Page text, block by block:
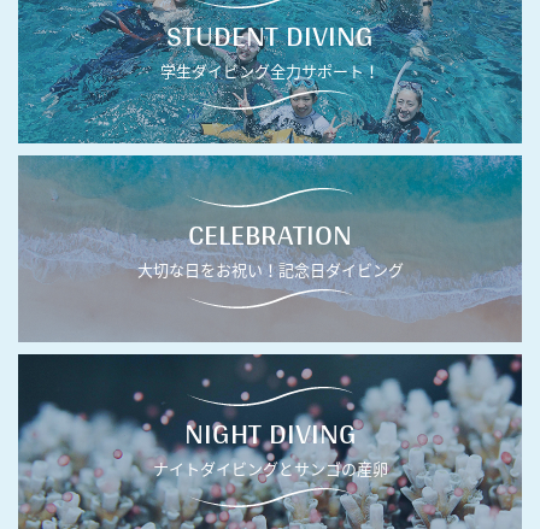
STUDENT DIVING
学生ダイビング全力サポート！
CELEBRATION
大切な日をお祝い！記念日ダイビング
NIGHT DIVING
ナイトダイビングとサンゴの産卵